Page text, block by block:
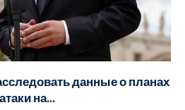
данные о планах
атаки на...